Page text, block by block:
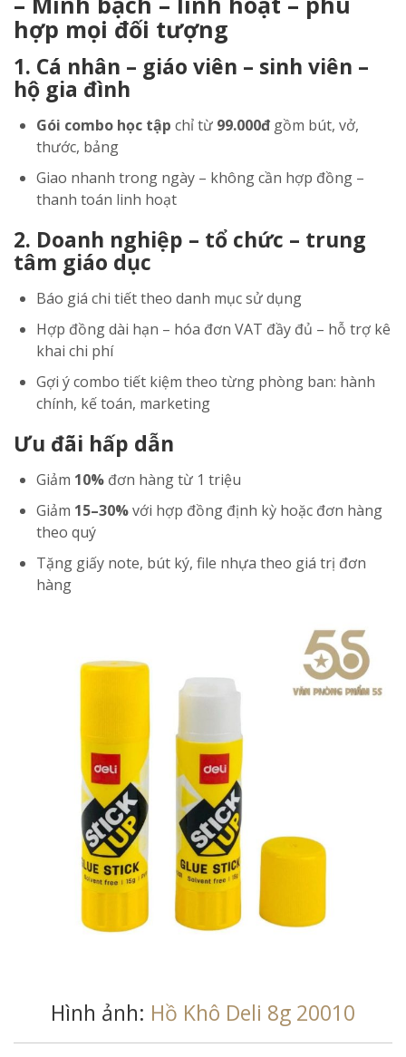
hợp mọi đối tượng
1. Cá nhân – giáo viên – sinh viên –
hộ gia đình
Gói combo học tập chỉ từ 99.000đ gồm bút, vở,
thước, bảng
Giao nhanh trong ngày – không cần hợp đồng –
thanh toán linh hoạt
2. Doanh nghiệp – tổ chức – trung
tâm giáo dục
Báo giá chi tiết theo danh mục sử dụng
Hợp đồng dài hạn – hóa đơn VAT đầy đủ – hỗ trợ kê
khai chi phí
Gợi ý combo tiết kiệm theo từng phòng ban: hành
chính, kế toán, marketing
Ưu đãi hấp dẫn
Giảm 10% đơn hàng từ 1 triệu
Giảm 15–30%với hợp đồng định kỳ hoặc đơn hàng
theo quý
Tặng giấy note, bút ký, file nhựa theo giá trị đơn
hàng
Hình ảnh: Hồ Khô Deli 8g 20010